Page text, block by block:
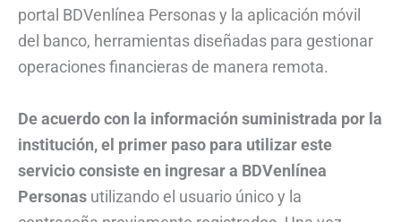
portal BDVenlínea Personas y la aplicación móvil
del banco, herramientas diseñadas para gestionar
operaciones financieras de manera remota.
De acuerdo con la información suministrada por la
institución, el primer paso para utilizar este
servicio consiste en ingresar a BDVenlínea
Personas utilizando el usuario único y la